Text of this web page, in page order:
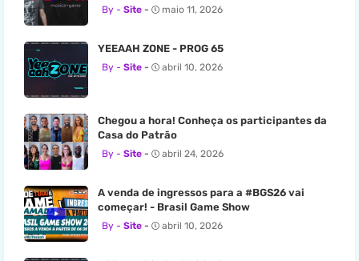
Site maio 11, 2026
YEEAAH ZONE - PROG 65
Site abril 10, 2026
Chegou a hora! Conheça os participantes da
Casa do Patrão
Site abril 24, 2026
A venda de ingressos para a #BGS26 vai
começar! - Brasil Game Show
Site abril 10, 2026